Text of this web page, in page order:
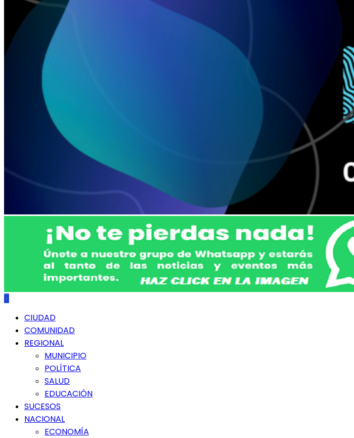
Menú
principal
CIUDAD
COMUNIDAD
REGIONAL
MUNICIPIO
POLÍTICA
SALUD
EDUCACIÓN
SUCESOS
NACIONAL
ECONOMÍA